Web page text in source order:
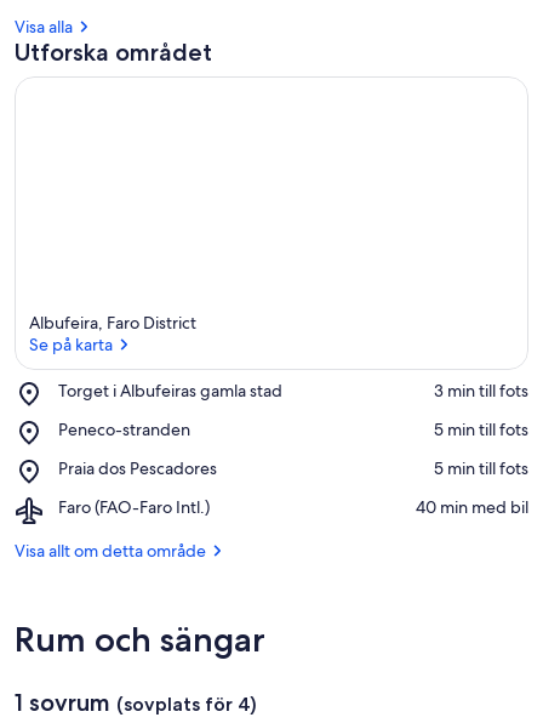
Visa alla
Utforska området
Albufeira, Faro District
Se på karta
Torget i Albufeiras gamla stad
Place,
i
gamla
stad
‪3 min till fots‬
Peneco-stranden
Place,
stranden
‪5 min till fots‬
Praia dos Pescadores
Place,
dos
‪5 min till fots‬
Faro (FAO-Faro Intl.)
Airport,
(FAO-
‪40 min med bil‬
Visa allt om detta område
Rum och sängar
1 sovrum (sovplats för 4)